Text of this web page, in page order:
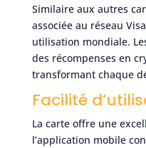
Similaire aux autres
associée au réseau
utilisation mondiale.
des récompenses en
transformant chaque
Facilité
La carte offre une
l’application mobile